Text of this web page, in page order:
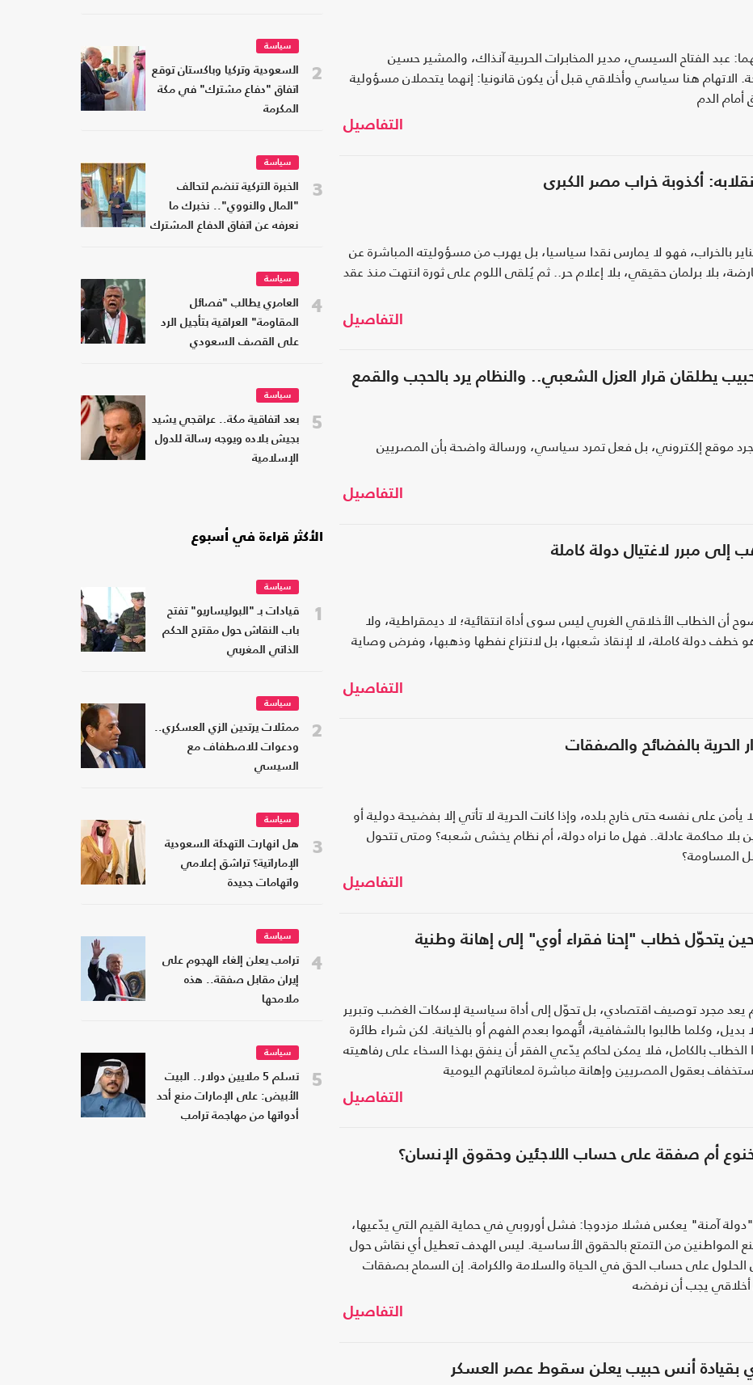
عبد الفتاح السيسي، مدير المخابرات الحربية آنذاك، والمشير حسين
هنا سياسي وأخلاقي قبل أن يكون قانونيا: إنهما يتحملان مسؤولية
الدم
التفاصيل
بالخراب، فهو لا يمارس نقدا سياسيا، بل يهرب من مسؤوليته المباشرة عن
بلا برلمان حقيقي، بلا إعلام حر.. ثم يُلقى اللوم على ثورة انتهت منذ عقد
التفاصيل
موقع إلكتروني، بل فعل تمرد سياسي، ورسالة واضحة بأن المصريين
التفاصيل
مبرر لاغتيال دولة كاملة
الخطاب الأخلاقي الغربي ليس سوى أداة انتقائية؛ لا ديمقراطية، ولا
خطف دولة كاملة، لا لإنقاذ شعبها، بل لانتزاع نفطها وذهبها، وفرض وصاية
التفاصيل
بالفضائح والصفقات
على نفسه حتى خارج بلده، وإذا كانت الحرية لا تأتي إلا بفضيحة دولية أو
بلا محاكمة عادلة.. فهل ما نراه دولة، أم نظام يخشى شعبه؟ ومتى تتحول
المساومة؟
التفاصيل
يتحوّل خطاب "إحنا فقراء أوي" إلى إهانة وطنية
مجرد توصيف اقتصادي، بل تحوّل إلى أداة سياسية لإسكات الغضب وتبرير
وكلما طالبوا بالشفافية، اتُّهموا بعدم الفهم أو بالخيانة. لكن شراء طائرة
بالكامل، فلا يمكن لحاكم يدّعي الفقر أن ينفق بهذا السخاء على رفاهيته
بعقول المصريين وإهانة مباشرة لمعاناتهم اليومية
التفاصيل
أم صفقة على حساب اللاجئين وحقوق الإنسان؟
آمنة" يعكس فشلا مزدوجا: فشل أوروبي في حماية القيم التي يدّعيها،
من التمتع بالحقوق الأساسية. ليس الهدف تعطيل أي نقاش حول
الحلول على حساب الحق في الحياة والسلامة والكرامة. إن السماح بصفقات
أخلاقي يجب أن نرفضه
التفاصيل
بقيادة أنس حبيب يعلن سقوط عصر العسكر
2
سياسة
السعودية وتركيا وباكستان توقع
اتفاق "دفاع مشترك" في مكة
المكرمة
3
سياسة
الخبرة التركية تنضم لتحالف
"المال والنووي".. نخبرك ما
نعرفه عن اتفاق الدفاع المشترك
4
سياسة
العامري يطالب "فصائل
المقاومة" العراقية بتأجيل الرد
على القصف السعودي
5
سياسة
بعد اتفاقية مكة.. عراقجي يشيد
بجيش بلاده ويوجه رسالة للدول
الإسلامية
الأكثر قراءة في أسبوع
1
سياسة
قيادات بـ "البوليساريو" تفتح
باب النقاش حول مقترح الحكم
الذاتي المغربي
2
سياسة
ممثلات يرتدين الزي العسكري..
ودعوات للاصطفاف مع
السيسي
3
سياسة
هل انهارت التهدئة السعودية
الإماراتية؟ تراشق إعلامي
واتهامات جديدة
4
سياسة
ترامب يعلن إلغاء الهجوم على
إيران مقابل صفقة.. هذه
ملامحها
5
سياسة
تسلم 5 ملايين دولار.. البيت
الأبيض: على الإمارات منع أحد
أدواتها من مهاجمة ترامب